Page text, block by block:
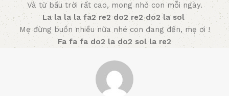
Và từ bầu trời rất cao, mong nhớ con mỗi ngày.
La la la la fa2 re2 do2 re2 do2 la sol
Mẹ đừng buồn nhiều nữa nhé con đang đến, mẹ ơi !
Fa fa fa do2 la do2 sol la re2